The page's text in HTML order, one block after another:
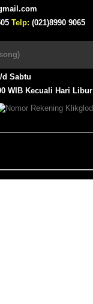
Telp: (021)8990 9065
d Sabtu
WIB Kecuali Hari Libur